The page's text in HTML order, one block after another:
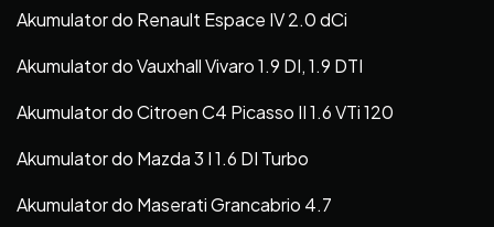
Akumulator do Renault Espace IV 2.0 dCi
Akumulator do Vauxhall Vivaro 1.9 DI, 1.9 DTI
Akumulator do Citroen C4 Picasso II 1.6 VTi 120
Akumulator do Mazda 3 I 1.6 DI Turbo
Akumulator do Maserati Grancabrio 4.7